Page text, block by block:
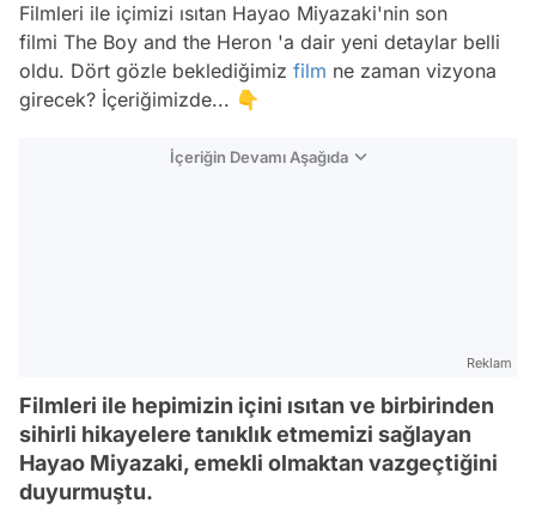
Filmleri ile içimizi ısıtan Hayao Miyazaki'nin son
filmi The Boy and the Heron 'a dair yeni detaylar belli
oldu. Dört gözle beklediğimiz film ne zaman vizyona
girecek? İçeriğimizde... 👇
İçeriğin Devamı Aşağıda
Reklam
Filmleri ile hepimizin içini ısıtan ve birbirinden
sihirli hikayelere tanıklık etmemizi sağlayan
Hayao Miyazaki, emekli olmaktan vazgeçtiğini
duyurmuştu.